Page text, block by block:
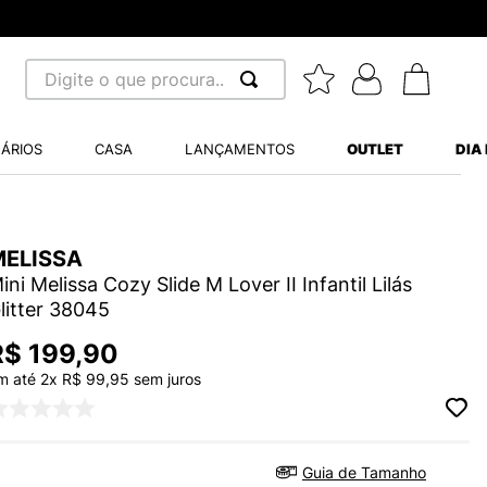
Digite o que procura...
CASA LANÇAMENTOS OUTLET DIA
Melissa Cozy Slide M Lover II Infantil Lilás
38045
199,90
até 2x R$ 99,95 sem juros
Guia de Tamanho
BALANCE 530
BABY